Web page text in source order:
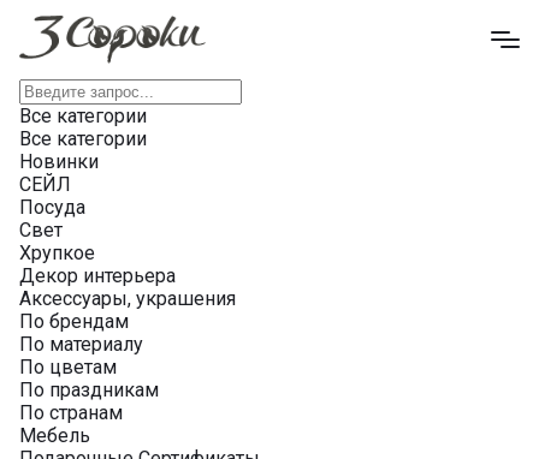
Все категории
Все категории
Новинки
СЕЙЛ
Посуда
Свет
Хрупкое
Декор интерьера
Аксессуары, украшения
По брендам
По материалу
По цветам
По праздникам
По странам
Мебель